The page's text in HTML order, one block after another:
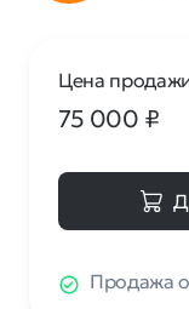
Цена
75 000 ₽
Продажа